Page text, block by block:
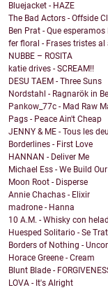
Bluejacket - HAZE
The Bad Actors - Offside
Ben Prat - Que
fer floral - Frases tristes al
NUBBE – ROSITA
katie drives - SCREAM!!
DESU TAEM - Three Suns
Nordstahl - Ragnarök in
Pankow_77c - Mad Raw
Pags - Peace Ain't Cheap
JENNY & ME - Tous les
Borderlines - First Love
HANNAN - Deliver Me
Michael Ess - We Build
Moon Root - Disperse
Annie Chachas - Elixir
madrone - Hanna
10 A.M. - Whisky con
Huesped Solitario - Se
Borders of Nothing -
Horace Greene - Cream
Blunt Blade -
LOVA - It's Alright